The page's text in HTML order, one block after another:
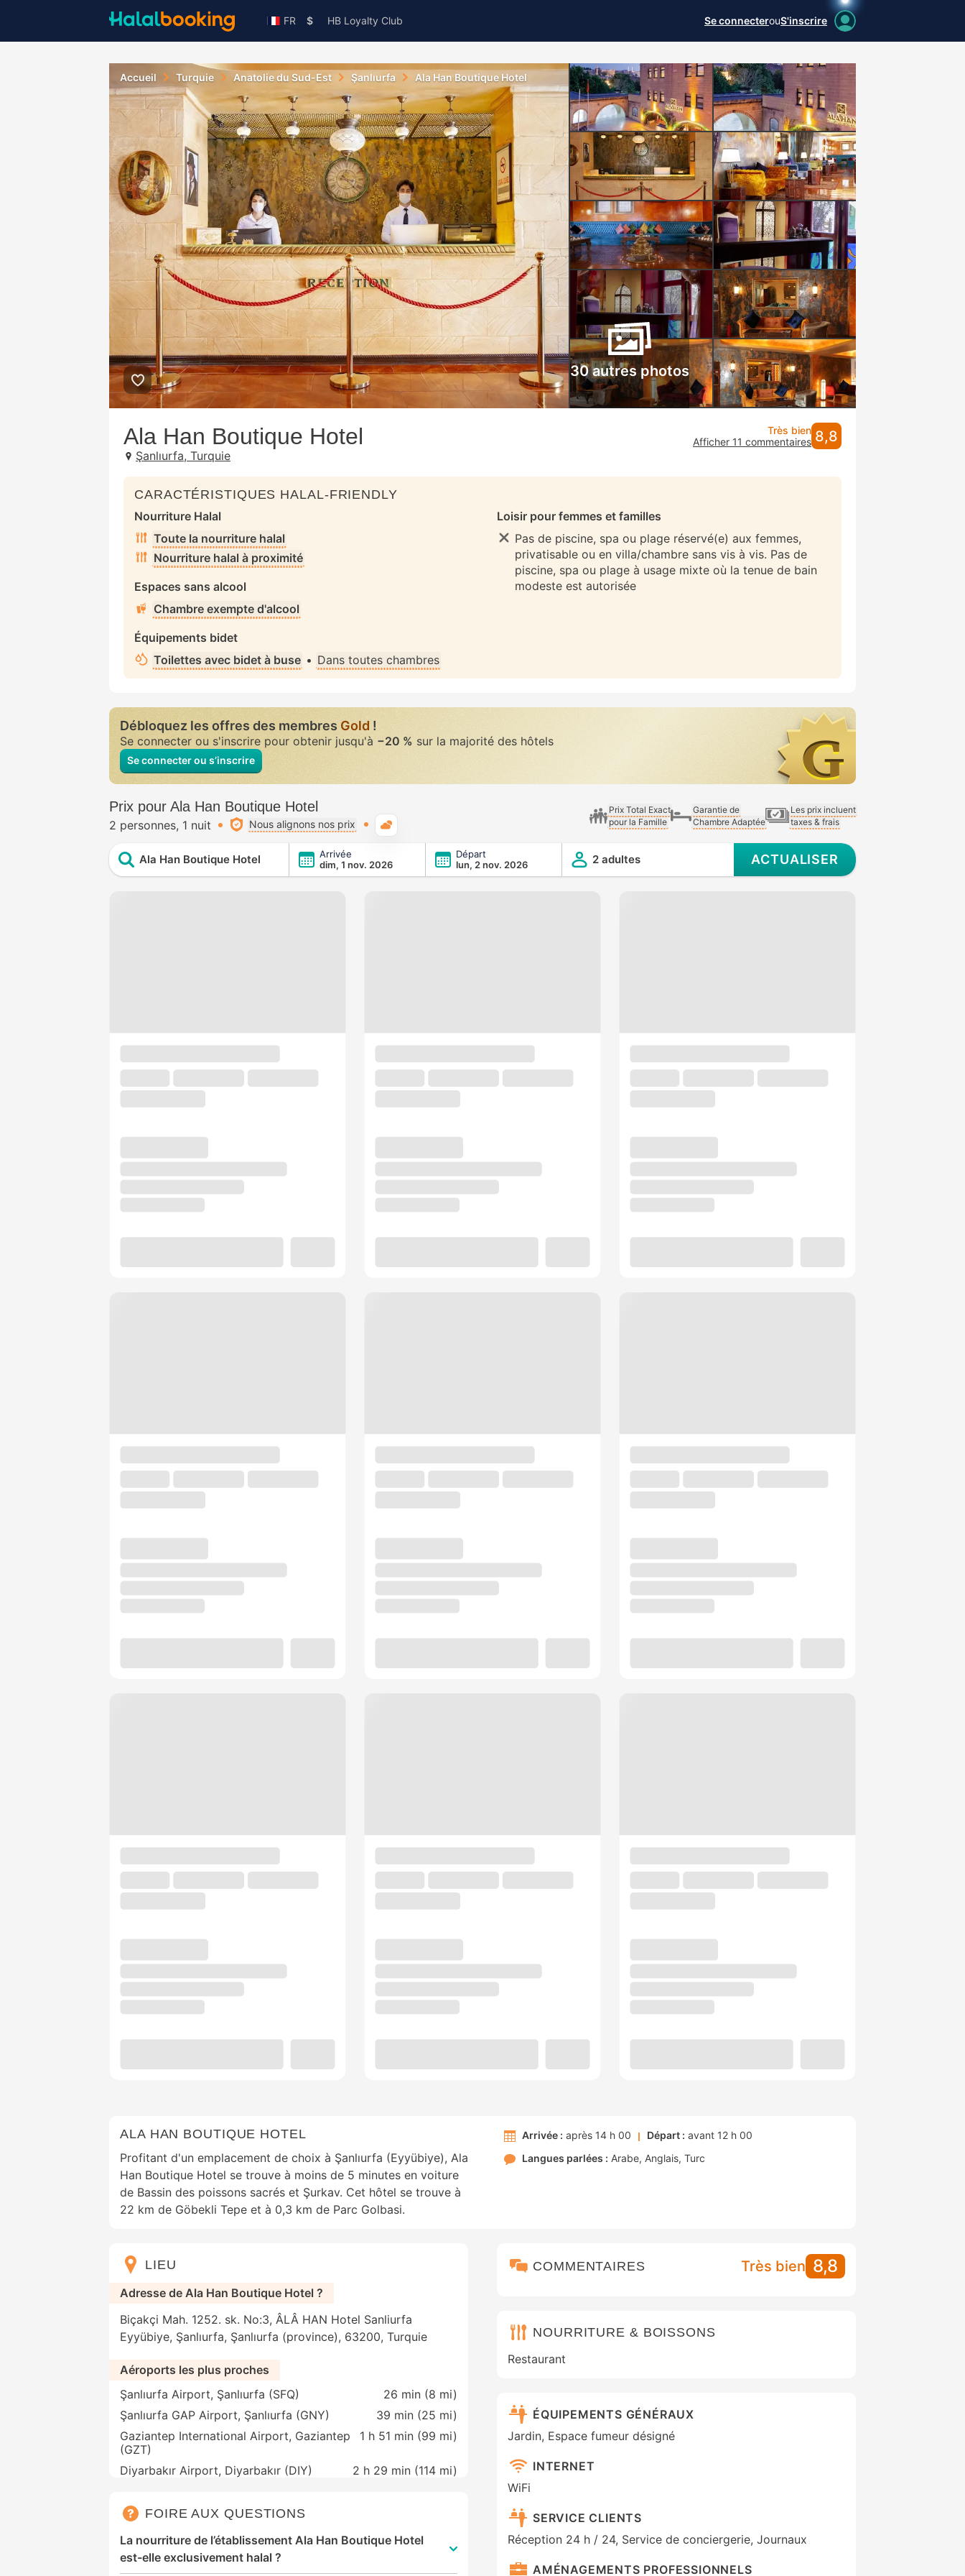
FR $ HB Loyalty Club Se connecterouS'inscrire
Accueil Turquie Anatolie du Sud-Est Şanlıurfa Ala Han Boutique Hotel
30 autres photos
Ala Han Boutique Hotel
Şanlıurfa, Turquie
Très bien
Afficher 11 commentaires 8,8
CARACTÉRISTIQUES HALAL-FRIENDLY
Nourriture Halal
Toute la nourriture halal
Nourriture halal à proximité
Espaces sans alcool
Chambre exempte d'alcool
Équipements bidet
Toilettes avec bidet à buse • Dans toutes chambres
Loisir pour femmes et familles
Pas de piscine, spa ou plage réservé(e) aux femmes,
privatisable ou en villa/chambre sans vis à vis. Pas de
piscine, spa ou plage à usage mixte où la tenue de bain
modeste est autorisée
Débloquez les offres des membres Gold!
Se connecter ou s'inscrire pour obtenir jusqu'à −20 % sur la majorité des hôtels
Se connecter ou s’inscrire
Prix pour Ala Han Boutique Hotel
2 personnes 1 nuit Nous alignons nos prix
Prix Total Exact
pour la Famille
Garantie de
Chambre Adaptée
Les prix incluent
taxes & frais
Ala Han Boutique Hotel
Arrivée
dim, 1 nov. 2026
Départ
lun, 2 nov. 2026
2 adultes ACTUALISER
ALA HAN BOUTIQUE HOTEL
Profitant d'un emplacement de choix à Şanlıurfa (Eyyübiye), Ala
Han Boutique Hotel se trouve à moins de 5 minutes en voiture
de Bassin des poissons sacrés et Şurkav. Cet hôtel se trouve à
22 km de Göbekli Tepe et à 0,3 km de Parc Golbasi.
Arrivée : après 14 h 00 Départ : avant 12 h 00
Langues parlées : Arabe Anglais Turc
LIEU
Adresse de Ala Han Boutique Hotel ?
Biçakçi Mah. 1252. sk. No:3, ÂLÂ HAN Hotel Sanliurfa
Eyyübiye, Şanlıurfa, Şanlıurfa (province), 63200, Turquie
Aéroports les plus proches
Şanlıurfa Airport, Şanlıurfa (SFQ)
26 min (8 mi)
Şanlıurfa GAP Airport, Şanlıurfa (GNY)
39 min (25 mi)
Gaziantep International Airport, Gaziantep
(GZT)
1 h 51 min (99 mi)
Diyarbakır Airport, Diyarbakır (DIY) 2 h 29 min (114 mi)
FOIRE AUX QUESTIONS
La nourriture de l’établissement Ala Han Boutique Hotel
est-elle exclusivement halal ?
COMMENTAIRES Très bien 8,8
NOURRITURE & BOISSONS
Restaurant
ÉQUIPEMENTS GÉNÉRAUX
Jardin, Espace fumeur désigné
INTERNET
WiFi
SERVICE CLIENTS
Réception 24 h / 24, Service de conciergerie, Journaux
AMÉNAGEMENTS PROFESSIONNELS